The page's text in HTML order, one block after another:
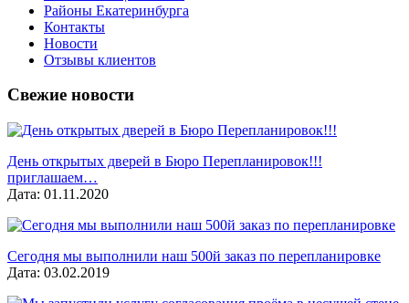
Районы Екатеринбурга
Контакты
Новости
Отзывы клиентов
Свежие новости
День открытых дверей в Бюро Перепланировок!!!
приглашаем…
Дата: 01.11.2020
Сегодня мы выполнили наш 500й заказ по перепланировке
Дата: 03.02.2019